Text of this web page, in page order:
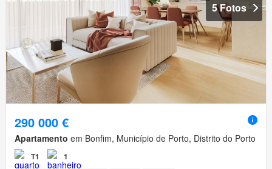
5 Fotos
290 000 €
Apartamento em Bonfim, Município de Porto, Distrito do Porto
T1 1